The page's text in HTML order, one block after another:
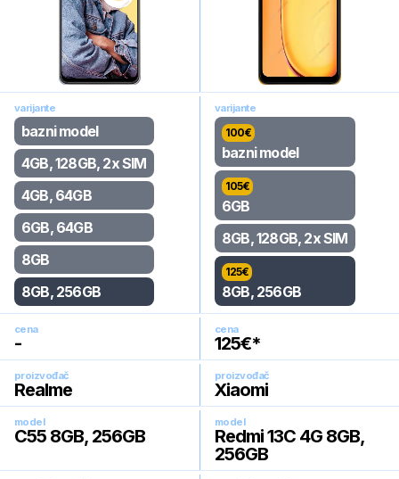
varijante
bazni model
4GB, 128GB, 2x SIM
4GB, 64GB
6GB, 64GB
8GB
8GB, 256GB
varijante
100€
bazni model
105€
6GB
8GB, 128GB, 2x SIM
125€
8GB, 256GB
cena
-
cena
125€*
proizvođač
Realme
proizvođač
Xiaomi
model
C55 8GB, 256GB
model
Redmi 13C 4G 8GB,
256GB